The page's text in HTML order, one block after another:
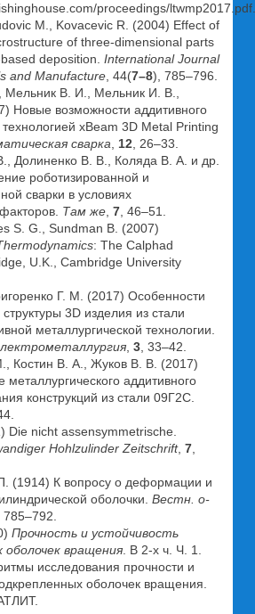
proceedings/ltwmp2017.pdf.
M., Kovacevic R. (2004) Effect of
of three-dimensional parts
deposition. International Journal
and Manufacture , 44(7–8), 785–796.
Мельник В. И., Мельник И. В.,
Новые возможности аддитивного
технологией xBeam 3D Metal Printing
сварка 12 , 26–33.
Долиненко В. В., Коляда В. А. и др.
роботизированной и
сварки в условиях
Там же 7 , 46–51.
S. G., Sundman B. (2007)
: The Calphad
U.K., Cambridge University
Г. М. (2017) Особенности
3D изделия из стали
металлургической технологии.
3 , 33–42.
Костин В. А., Жуков В. В. (2017)
аддитивного
конструкций из стали 09Г2С.
Die nicht assensymmetrische.
Hohlzulinder Zeitschrift, 7
(1914) К вопросу о деформации и
оболочки. Вестн. о-
, 785–792.
Прочность и устойчивость
оболочек вращения . В 2-х ч. Ч. 1.
исследования прочности и
оболочек вращения.